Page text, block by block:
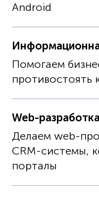
Android
Помогаем
противостоять
Web-разработка
Делаем web-
CRM-системы,
порталы